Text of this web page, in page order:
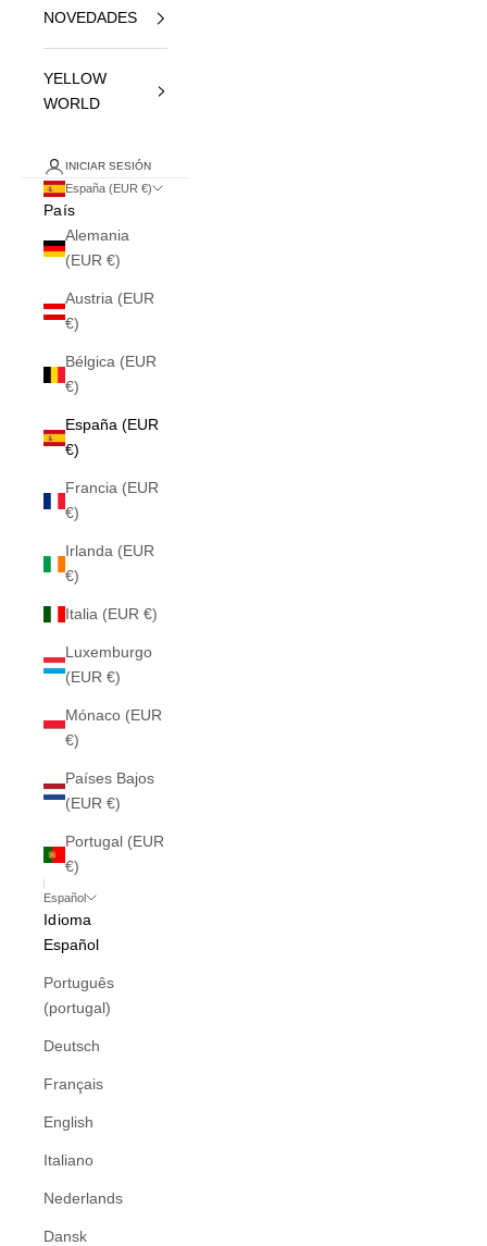
NOVEDADES
YELLOW
WORLD
INICIAR SESIÓN
España (EUR €)
País
Alemania
(EUR €)
Austria (EUR
€)
Bélgica (EUR
€)
España (EUR
€)
Francia (EUR
€)
Irlanda (EUR
€)
Italia (EUR €)
Luxemburgo
(EUR €)
Mónaco (EUR
€)
Países Bajos
(EUR €)
Portugal (EUR
€)
Español
Idioma
Español
Português
(portugal)
Deutsch
Français
English
Italiano
Nederlands
Dansk